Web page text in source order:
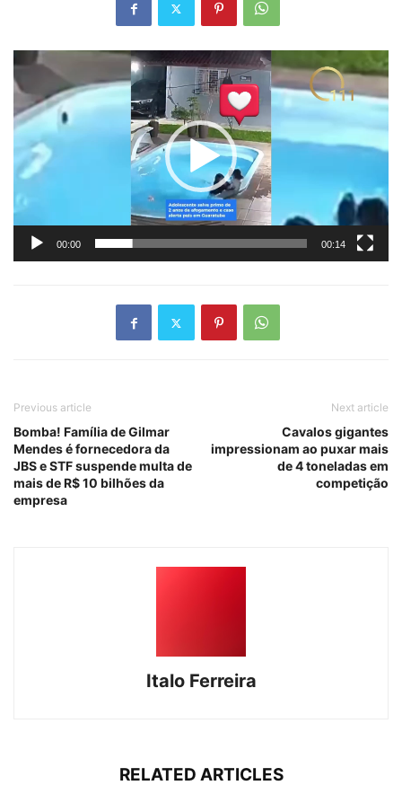
Tocador
de
vídeo
00:00 00:14
Previous article
Bomba! Família de Gilmar
Mendes é fornecedora da
JBS e STF suspende multa de
mais de R$ 10 bilhões da
empresa
Next article
Cavalos gigantes
impressionam ao puxar mais
de 4 toneladas em
competição
Italo Ferreira
RELATED ARTICLES